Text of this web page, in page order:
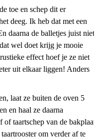
toe en schep dit er
deeg. Ik heb dat met een
daarna de balletjes juist niet
wel doet krijg je mooie
effect hoef je ze niet
uit elkaar liggen! Anders
laat ze buiten de oven 5
en haal ze daarna
of taartschep van de bakplaat
om verder af te